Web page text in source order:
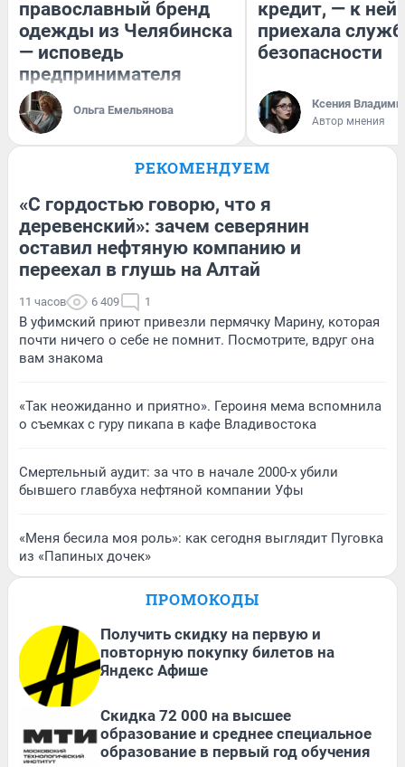
православный бренд
одежды из Челябинска
— исповедь
предпринимателя
Ольга Емельянова
кредит, — к
приехала
безопасности
Ксения
Автор мнения
РЕКОМЕНДУЕМ
«С гордостью говорю, что я
деревенский»: зачем северянин
оставил нефтяную компанию и
переехал в глушь на Алтай
11 часов 6 409 1
В уфимский приют привезли пермячку Марину, которая
почти ничего о себе не помнит. Посмотрите, вдруг она
вам знакома
«Так неожиданно и приятно». Героиня мема вспомнила
о съемках с гуру пикапа в кафе Владивостока
Смертельный аудит: за что в начале 2000-х убили
бывшего главбуха нефтяной компании Уфы
«Меня бесила моя роль»: как сегодня выглядит Пуговка
из «Папиных дочек»
ПРОМОКОДЫ
Получить скидку на первую и
повторную покупку билетов на
Яндекс Афише
Скидка 72 000 на высшее
образование и среднее специальное
образование в первый год обучения